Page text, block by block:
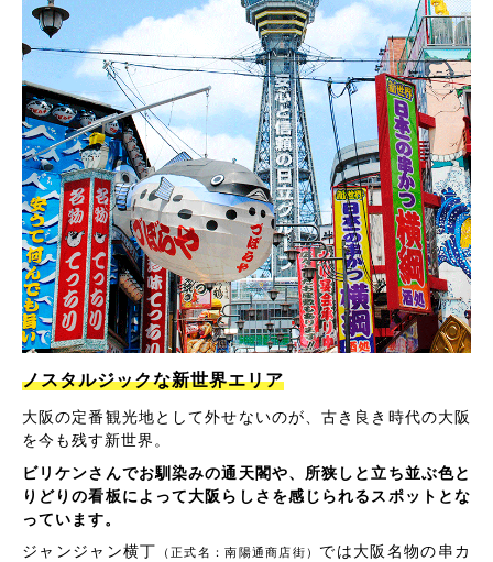
ノスタルジックな新世界エリア
大阪の定番観光地として外せないのが、古き良き時代の大阪
を今も残す新世界。
ビリケンさんでお馴染みの通天閣や、所狭しと立ち並ぶ色と
りどりの看板によって大阪らしさを感じられるスポットとな
っています。
ジャンジャン横丁
（正式名：南陽通商店街） では大阪名物の串カ